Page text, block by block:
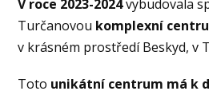
V roce 2023-2024vybudovala
Turčanovou komplexní
v krásném prostředí Beskyd, v
Toto unikátní centrum má k